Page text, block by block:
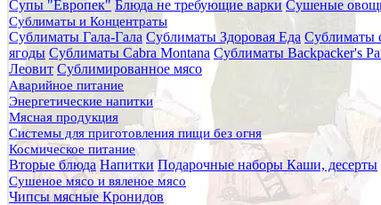
Супы "Европек" Блюда не требующие варки Сушеные
Сублиматы и Концентраты
Сублиматы Гала-Гала Сублиматы Здоровая Еда Сублиматы
ягоды Сублиматы Cabra Montana Сублиматы Backpacker's
Леовит Сублимированное мясо
Аварийное питание
Энергетические напитки
Мясная продукция
Системы для приготовления пищи без огня
Космическое питание
Вторые блюда Напитки Подарочные наборыКаши, десерты
Сушеное мясо и вяленое мясо
Чипсы мясные Кронидов
Главная
Каталог товаров
Медицина
Кровоостанавливающие средства (Гемостатики)
Кровоостанавливающие бинты и повязки
Бинт кровоостанавливающий MEDCLOT Hemostatic
Бинт